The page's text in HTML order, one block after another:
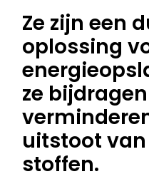
Ze zijn een
oplossing
ze
uitstoot
stoffen.